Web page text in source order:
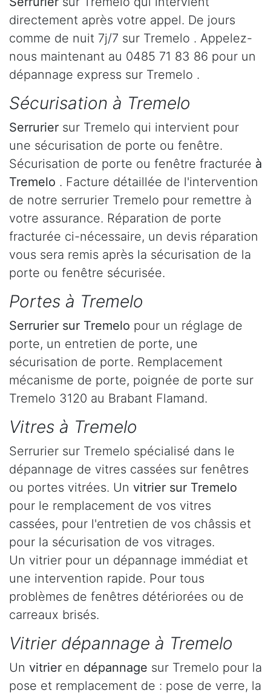
directement après votre appel. De jours
comme de nuit 7j/7 sur Tremelo . Appelez-
nous maintenant au 0485 71 83 86 pour un
dépannage express sur Tremelo .
Sécurisation à Tremelo
Serrurier sur Tremelo qui intervient pour
une sécurisation de porte ou fenêtre.
Sécurisation de porte ou fenêtre fracturée à
Tremelo . Facture détaillée de l'intervention
de notre serrurier Tremelo pour remettre à
votre assurance. Réparation de porte
fracturée ci-nécessaire, un devis réparation
vous sera remis après la sécurisation de la
porte ou fenêtre sécurisée.
Portes à Tremelo
Serrurier sur Tremelo pour un réglage de
porte, un entretien de porte, une
sécurisation de porte. Remplacement
mécanisme de porte, poignée de porte sur
Tremelo 3120 au Brabant Flamand.
Vitres à Tremelo
Serrurier sur Tremelo spécialisé dans le
dépannage de vitres cassées sur fenêtres
ou portes vitrées. Un vitrier sur Tremelo
pour le remplacement de vos vitres
cassées, pour l'entretien de vos châssis et
pour la sécurisation de vos vitrages.
Un vitrier pour un dépannage immédiat et
une intervention rapide. Pour tous
problèmes de fenêtres détériorées ou de
carreaux brisés.
Vitrier dépannage à Tremelo
Un vitrier en dépannage sur Tremelo pour la
pose et remplacement de : pose de verre, la